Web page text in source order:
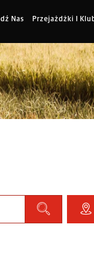
Nas Przejażdżki I